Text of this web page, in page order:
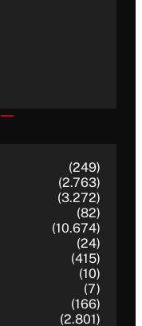
(249)
(2.763)
(3.272)
(82)
(10.674)
(24)
(415)
(10)
(7)
(166)
(2.801)